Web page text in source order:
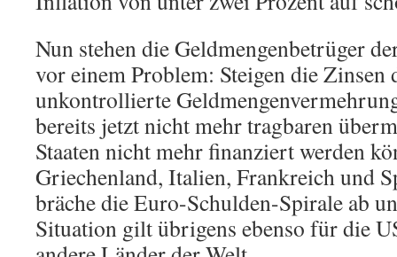
Nun stehen die Geldmengenbetrüger
vor einem Problem: Steigen die Zinsen
unkontrollierte
bereits jetzt nicht mehr tragbaren
Staaten nicht mehr finanziert werden
Griechenland, Italien, Frankreich und
bräche die Euro-Schulden-Spirale ab
Situation gilt übrigens ebenso für die